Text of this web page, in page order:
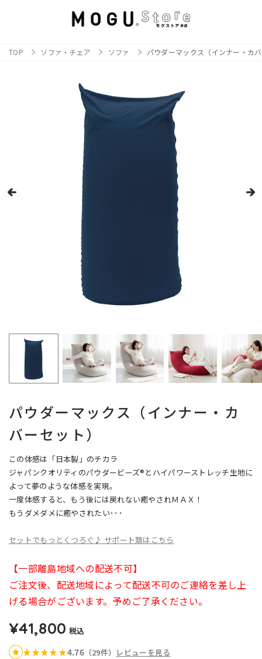
TOP ソファ・チェア ソファ パウダーマックス（インナー・カ
パウダーマックス（インナー・カ
バーセット）
この体感は「日本製」のチカラ
ジャパンクオリティのパウダービーズ®とハイパワーストレッチ生地に
よって夢のような体感を実現。
一度体感すると、もう後には戻れない癒やされＭＡＸ！
もうダメダメに癒やされたい･･･
セットでもっとくつろぐ♪ サポート類はこちら
【一部離島地域への配送不可】
ご注文後、配送地域によって配送不可のご連絡を差し上
げる場合がございます。予めご了承ください。
¥41,800 税込
★★★★★4.76（29件） レビューを見る